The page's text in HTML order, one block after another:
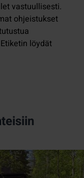
vastuullisesti.
ohjeistukset
löydät